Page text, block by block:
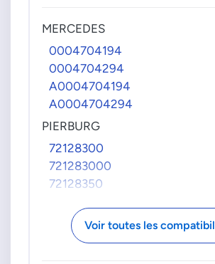
MERCEDES
0004704194
0004704294
A0004704194
A0004704294
PIERBURG
72128300
721283000
72128350
72128360
721283600
Voir toutes les